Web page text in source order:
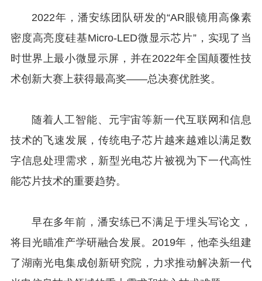
2022年，潘安练团队研发的“AR眼镜用高像素
密度高亮度硅基Micro-LED微显示芯片”，实现了当
时世界上最小微显示屏，并在2022年全国颠覆性技
术创新大赛上获得最高奖——总决赛优胜奖。
随着人工智能、元宇宙等新一代互联网和信息
技术的飞速发展，传统电子芯片越来越难以满足数
字信息处理需求，新型光电芯片被视为下一代高性
能芯片技术的重要趋势。
早在多年前，潘安练已不满足于埋头写论文，
将目光瞄准产学研融合发展。2019年，他牵头组建
了湖南光电集成创新研究院，力求推动解决新一代